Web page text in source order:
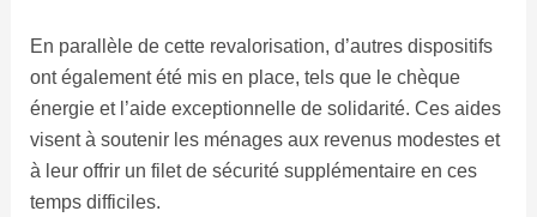
En parallèle de cette revalorisation, d’autres dispositifs
ont également été mis en place, tels que le chèque
énergie et l’aide exceptionnelle de solidarité. Ces aides
visent à soutenir les ménages aux revenus modestes et
à leur offrir un filet de sécurité supplémentaire en ces
temps difficiles.